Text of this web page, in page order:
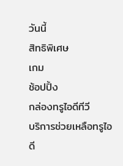
วันนี้
สิทธิพิเศษ
เกม
ช้อปปิ้ง
กล่องทรูไอดีทีวี
บริการช่วยเหลือทรูไอ
ดี